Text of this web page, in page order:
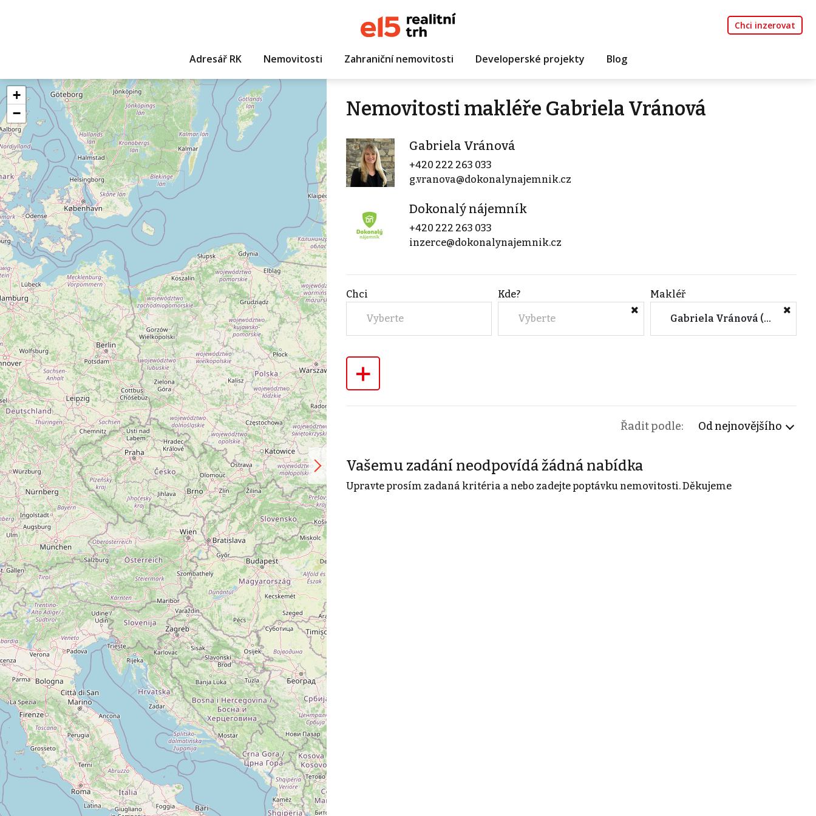
Chci inzerovat
Adresář RK Nemovitosti Zahraniční nemovitosti Developerské projekty Blog
+
−
Nemovitosti makléře Gabriela Vránová
Gabriela Vránová
+420 222 263 033
g.vranova@dokonalynajemnik.cz
Dokonalý nájemník
+420 222 263 033
inzerce@dokonalynajemnik.cz
Chci
Vyberte
Kde?
Vyberte
Makléř
Gabriela Vránová (Dokonalý nájemník)
+
Řadit podle: Od nejnovějšího
Vašemu zadání neodpovídá žádná nabídka
Upravte prosím zadaná kritéria a nebo zadejte poptávku nemovitosti. Děkujeme